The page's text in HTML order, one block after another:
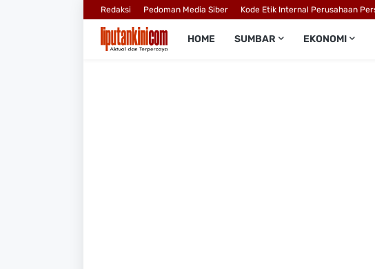
Redaksi Pedoman Media Siber Kode Etik Internal Perusahaan
HOME SUMBAR EKONOMI